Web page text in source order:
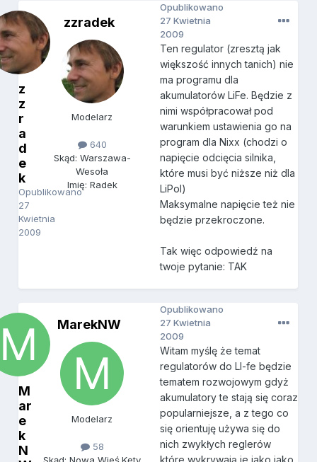
z
z
r
a
d
e
k
Opublikowano
27
Kwietnia
2009
zzradek
Modelarz
640
Skąd: Warszawa-
Wesoła
Imię: Radek
Opublikowano
27 Kwietnia
2009
Ten regulator (zresztą jak
większość innych tanich) nie
ma programu dla
akumulatorów LiFe. Będzie z
nimi współpracował pod
warunkiem ustawienia go na
program dla Nixx (chodzi o
napięcie odcięcia silnika,
które musi być niższe niż dla
LiPol)
Maksymalne napięcie też nie
będzie przekroczone.
Tak więc odpowiedź na
twoje pytanie: TAK
M
ar
e
k
N
MarekNW
Modelarz
58
Opublikowano
27 Kwietnia
2009
Witam myślę że temat
regulatorów do LI-fe będzie
tematem rozwojowym gdyż
akumulatory te stają się coraz
popularniejsze, a z tego co
się orientuję używa się do
nich zwykłych reglerów